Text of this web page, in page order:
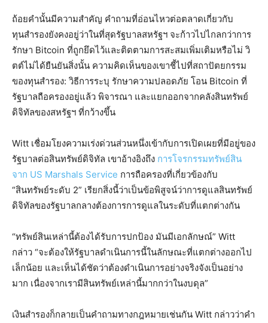
ถ้อยคำนั้นมีความสำคัญ คำถามที่อ่อนไหวต่อตลาดเกี่ยวกับ
ทุนสำรองยังคงอยู่ว่าในที่สุดรัฐบาลสหรัฐฯ จะก้าวไปไกลกว่าการ
รักษา Bitcoin ที่ถูกยึดไว้และติดตามการสะสมเพิ่มเติมหรือไม่ วิ
ตต์ไม่ได้ยืนยันสิ่งนั้น ความคิดเห็นของเขาชี้ไปที่สถาปัตยกรรม
ของทุนสำรอง: วิธีการระบุ รักษาความปลอดภัย โอน Bitcoin ที่
รัฐบาลถือครองอยู่แล้ว พิจารณา และแยกออกจากคลังสินทรัพย์
ดิจิทัลของสหรัฐฯ ที่กว้างขึ้น
Witt เชื่อมโยงความเร่งด่วนส่วนหนึ่งเข้ากับการเปิดเผยที่มีอยู่ของ
รัฐบาลต่อสินทรัพย์ดิจิทัล เขาอ้างอิงถึง การโจรกรรมทรัพย์สิน
จาก US Marshals Service การถือครองที่เกี่ยวข้องกับ
“สินทรัพย์ระดับ 2” เรียกสิ่งนี้ว่าเป็นข้อพิสูจน์ว่าการดูแลสินทรัพย์
ดิจิทัลของรัฐบาลกลางต้องการการดูแลในระดับที่แตกต่างกัน
“ทรัพย์สินเหล่านี้ต้องได้รับการปกป้อง มันมีเอกลักษณ์” Witt
กล่าว “จะต้องให้รัฐบาลดำเนินการนี้ในลักษณะที่แตกต่างออกไป
เล็กน้อย และเห็นได้ชัดว่าต้องดำเนินการอย่างจริงจังเป็นอย่าง
มาก เนื่องจากเรามีสินทรัพย์เหล่านี้มากกว่าในงบดุล”
เงินสำรองก็กลายเป็นคำถามทางกฎหมายเช่นกัน Witt กล่าวว่าคำ